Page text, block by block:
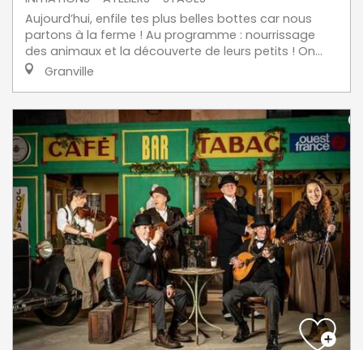
Aujourd’hui, enfile tes plus belles bottes car nous
partons à la ferme ! Au programme : nourrissage
des animaux et la découverte de leurs petits ! On...
Granville